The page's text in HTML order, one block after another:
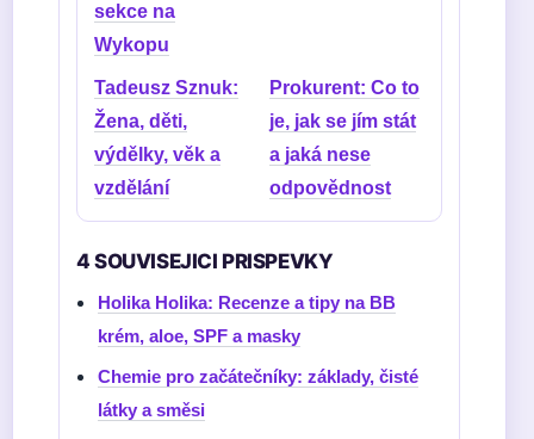
sekce na
Wykopu
Tadeusz Sznuk:
Žena, děti,
výdělky, věk a
vzdělání
Prokurent: Co to
je, jak se jím stát
a jaká nese
odpovědnost
4 SOUVISEJICI PRISPEVKY
Holika Holika: Recenze a tipy na BB
krém, aloe, SPF a masky
Chemie pro začátečníky: základy, čisté
látky a směsi